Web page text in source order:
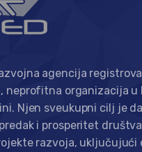
agencija
neprofitna organizacija u
Njen sveukupni cilj je
i prosperitet
razvoja, uključujući